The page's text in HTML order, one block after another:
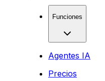
Funciones
Agentes IA
Precios